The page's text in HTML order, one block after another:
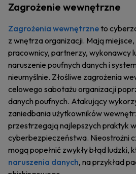
Zagrożenie wewnętrzne
Zagrożenia wewnętrzneto
z wnętrza organizacji. Mają miejsce,
pracownicy, partnerzy, wykonawcy
naruszenie poufnych danych i
nieumyślnie. Złośliwe zagrożenia
celowego sabotażu organizacji
danych poufnych. Atakujący
zaniedbania użytkowników
przestrzegają najlepszych praktyk
cyberbezpieczeństwa. Nieostrożni
mogą popełnić zwykły błąd ludzki,
naruszenia danych, na przykład